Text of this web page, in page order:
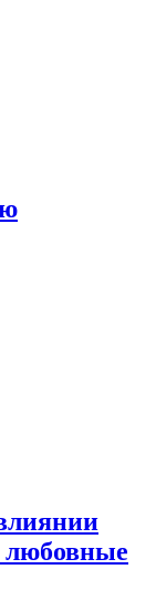
любовные